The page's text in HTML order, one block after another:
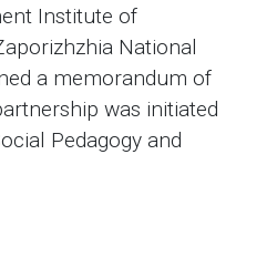
Institute of
National
a memorandum of
was initiated
Pedagogy and